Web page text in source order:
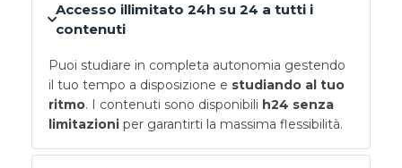
Accesso illimitato 24h su 24 a tutti i
contenuti
Puoi studiare in completa autonomia gestendo
il tuo tempo a disposizione e studiando al tuo
ritmo. I contenuti sono disponibili h24 senza
limitazioni per garantirti la massima flessibilità.